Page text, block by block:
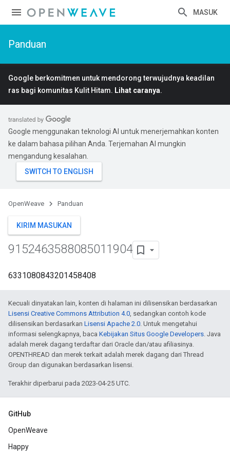
MASUK
Panduan
Google berkomitmen untuk mendorong terwujudnya keadilan
ras bagi komunitas Kulit Hitam. Lihat caranya.
Google menggunakan teknologi AI untuk menerjemahkan konten
ke dalam bahasa pilihan Anda. Terjemahan AI mungkin
mengandung kesalahan.
OpenWeave Panduan
KIRIM MASUKAN
9152463588085011904
6331080843201458408
Kecuali dinyatakan lain, konten di halaman ini dilisensikan berdasarkan
Lisensi Creative Commons Attribution 4.0, sedangkan contoh kode
dilisensikan berdasarkan Lisensi Apache 2.0. Untuk mengetahui
informasi selengkapnya, baca Kebijakan Situs Google Developers. Java
adalah merek dagang terdaftar dari Oracle dan/atau afiliasinya.
OPENTHREAD dan merek terkait adalah merek dagang dari Thread
Group dan digunakan berdasarkan lisensi.
Terakhir diperbarui pada 2023-04-25 UTC.
GitHub
OpenWeave
Happy